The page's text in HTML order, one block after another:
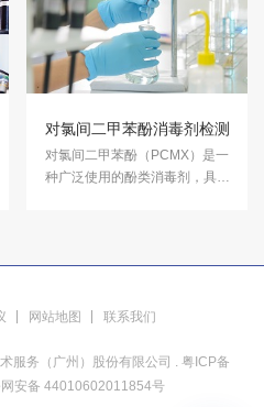
康。中科检测开展化妆品检测服
务，具备CMA、CNAS资质认
证。
对氯间二甲苯酚消毒剂检测
对氯间二甲苯酚（PCMX）是一
种广泛使用的酚类消毒剂，具有
检测。
网站地图 联系我们
服务（广州）股份有限公司 . 粤ICP备
安备 44010602011854号